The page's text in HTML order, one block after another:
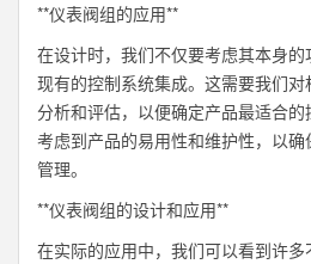
**仪表阀组的应用**
在设计时，我们不仅要考虑其本身
现有的控制系统集成。这需要我们
分析和评估，以便确定产品最适合
考虑到产品的易用性和维护性，以
管理。
**仪表阀组的设计和应用**
在实际的应用中，我们可以看到许多